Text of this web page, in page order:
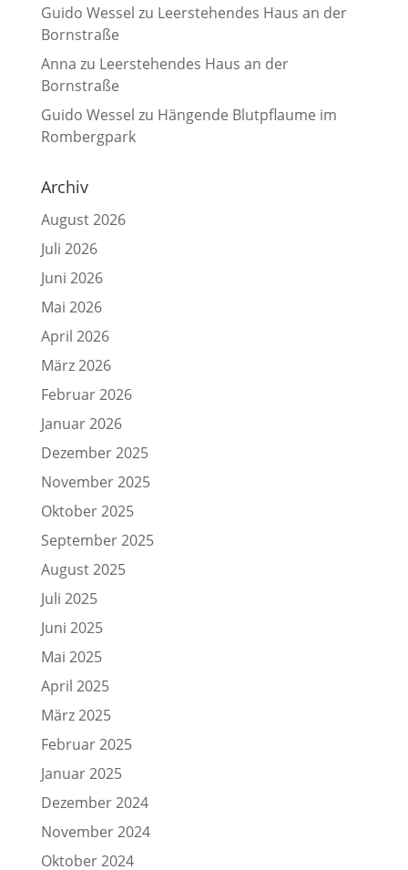
Guido Wessel zu Leerstehendes Haus an der
Bornstraße
Anna zu Leerstehendes Haus an der
Bornstraße
Guido Wessel zu Hängende Blutpflaume im
Rombergpark
Archiv
August 2026
Juli 2026
Juni 2026
Mai 2026
April 2026
März 2026
Februar 2026
Januar 2026
Dezember 2025
November 2025
Oktober 2025
September 2025
August 2025
Juli 2025
Juni 2025
Mai 2025
April 2025
März 2025
Februar 2025
Januar 2025
Dezember 2024
November 2024
Oktober 2024